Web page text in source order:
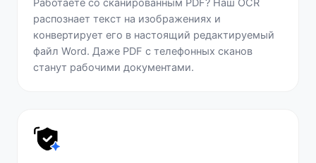
Работаете со сканированным PDF? Наш OCR
распознает текст на изображениях и
конвертирует его в настоящий редактируемый
файл Word. Даже PDF с телефонных сканов
станут рабочими документами.